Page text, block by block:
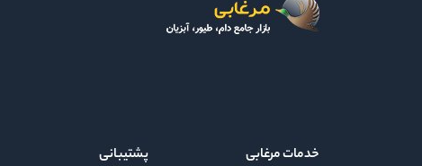
خدمات مرغابی پشتیبانی